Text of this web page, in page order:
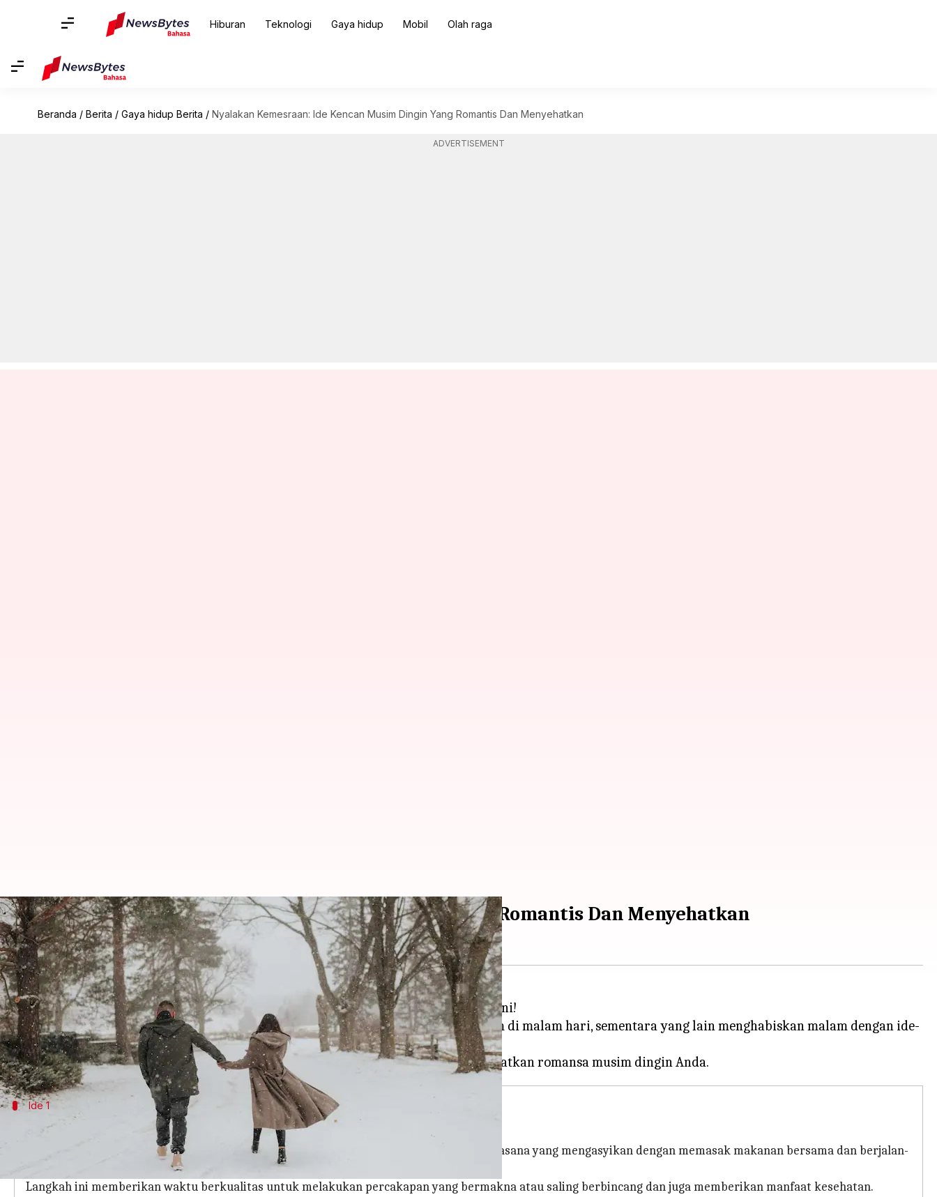
Hiburan Teknologi Gaya hidup Mobil Olah raga
Beranda / Berita / Gaya hidup Berita / Nyalakan Kemesraan: Ide Kencan Musim Dingin Yang Romantis Dan Menyehatkan
ADVERTISEMENT
Nyalakan Kemesraan: Ide Kencan Musim Dingin Yang Romantis Dan Menyehatkan
menulis Handoko Feb 01, 2024 12:36 pm
Apa ceritanya
Ya ya, kami tahu Anda semua suka bersantai di tempat tidur nyaman Anda selama ini!
Salah satu dari Anda pasti akan tertidur ketika Anda merencanakan menonton film di malam hari, sementara yang lain menghabiskan malam dengan ide-
ide yang muncul di kepala mereka!
Ide 1
Masaklah Sebuah Hidangan Bersama Dan Berjalan-Jalan
Bosan dengan rutinitas makan malam dan menonton film yang itu-itu saja? Ciptakan suasana yang mengasyikan dengan memasak makanan bersama dan berjalan-
Langkah ini memberikan waktu berkualitas untuk melakukan percakapan yang bermakna atau saling berbincang dan juga memberikan manfaat kesehatan.